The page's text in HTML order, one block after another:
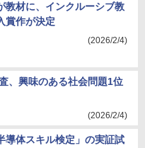
教材に、インクルーシブ教
賞作が決定
(2026/2/4)
、興味のある社会問題1位
(2026/2/4)
導体スキル検定」の実証試